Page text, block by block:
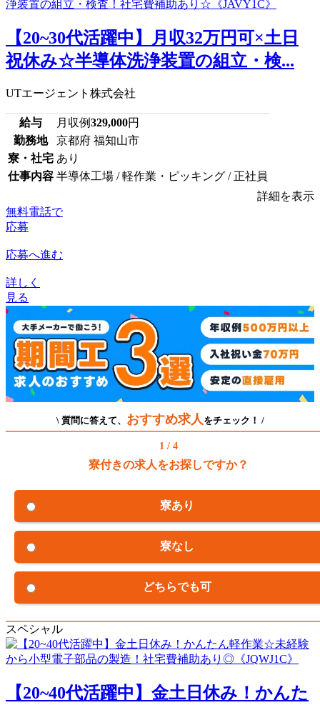
【20~30代活躍中】月収32万円可×土日
祝休み☆半導体洗浄装置の組立・検...
UTエージェント株式会社
給与 月収例329,000円
勤務地
京都府 福知山市
寮・社宅 あり
仕事内容 半導体工場 / 軽作業・ピッキング / 正社員
詳細を表示
無料電話で
応募
応募へ進む
詳しく
見る
\ 質問に答えて、 おすすめ求人 をチェック！ /
1 / 4
寮付きの求人をお探しですか？
寮あり
寮なし
どちらでも可
スペシャル
【20~40代活躍中】金土日休み！かんた